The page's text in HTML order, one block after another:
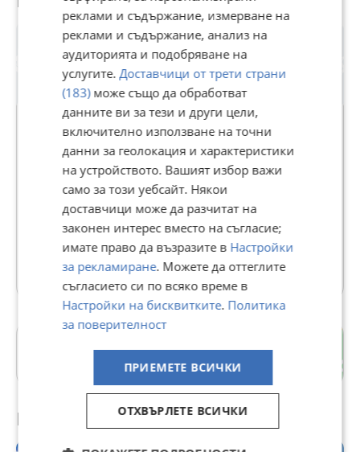
🚌 Удобен градски транспорт
🌳 Спокойна и развиваща се зона
💡 Подходящ както за лично ползване, така и за
инвестиция с цел отдаване под наем.
📞 За повече информация и огледи, цитирайте Оферта
14682 и се свържете с Естейт Шоп.
ЕСТЕЙТ ШОП
В Bazar.BG от 04 октомври 2022г.
Последно активен вчера в 11:53 ч.
338 Обяви
Още оферти на https://estateshop22.imot.bg
Кършияка
Препоръчани за теб
реклами и съдържание, измерване на
реклами и съдържание, анализ на
аудиторията и подобряване на
услугите.Доставчици от трети страни
(183)може също да обработват
данните ви за тези и други цели,
включително използване на точни
данни за геолокация и характеристики
на устройството. Вашият избор важи
само за този уебсайт. Някои
доставчици може да разчитат на
законен интерес вместо на съгласие;
имате право да възразите в Настройки
за рекламиране. Можете да оттеглите
съгласието си по всяко време в
Настройки на бисквитките. Политика
за поверителност
ПРИЕМЕТЕ ВСИЧКИ
ОТХВЪРЛЕТЕ ВСИЧКИ